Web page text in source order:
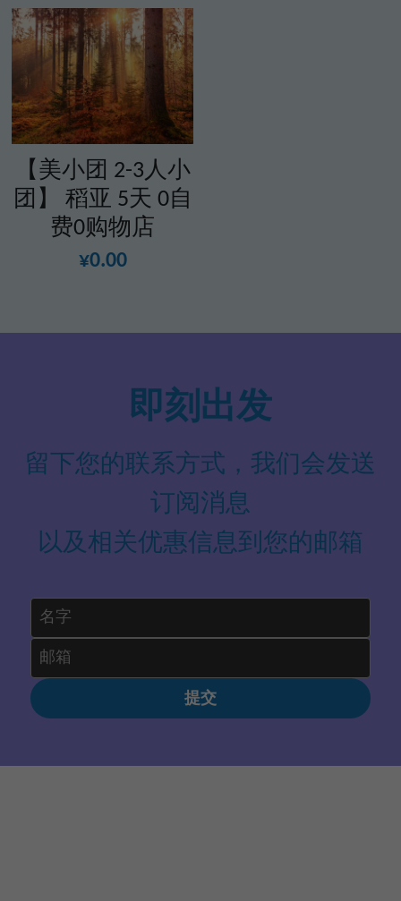
【美小团 2-3人小
团】 稻亚 5天 0自
费0购物店
¥0.00
即刻出发
留下您的联系方式，我们会发送
订阅消息
以及相关优惠信息到您的邮箱
名字
邮箱
提交